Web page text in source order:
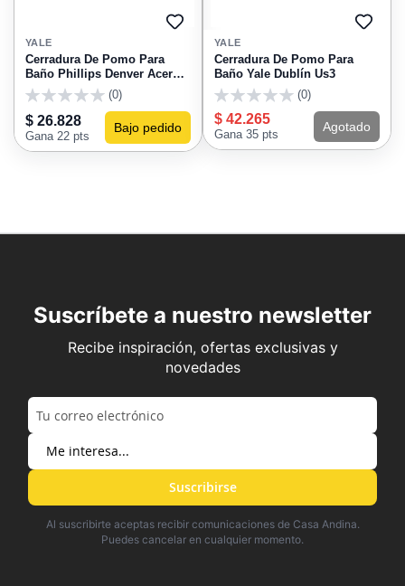
AGREGAR
FAVORITOS
YALE
Cerradura De Pomo Para
Baño Phillips Denver Acero
Inoxidable 6748(0)
$ 26.828
Gana 22 pts
Bajo pedido
YALE
Cerradura De Pomo Para
Baño Yale Dublín Us3
(0)
$ 42.265
Gana 35 pts
Agotado
Suscríbete a nuestro newsletter
Recibe inspiración, ofertas exclusivas y
novedades
Suscribirse
Al suscribirte aceptas recibir comunicaciones de Casa Andina.
Puedes cancelar en cualquier momento.